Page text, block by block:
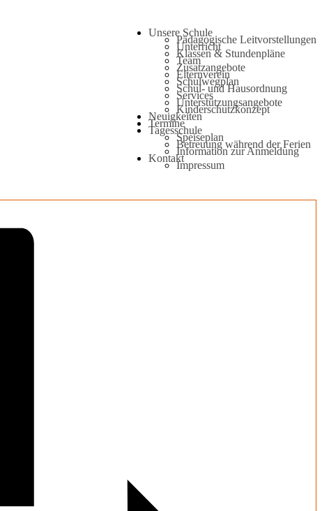
Unsere Schule
Pädagogische Leitvorstellungen
Unterricht
Klassen & Stundenpläne
Team
Zusatzangebote
Elternverein
Schulwegplan
Schul- und Hausordnung
Services
Unterstützungsangebote
Kinderschutzkonzept
Neuigkeiten
Termine
Tagesschule
Speiseplan
Betreuung während der Ferien
Information zur Anmeldung
Kontakt
Impressum